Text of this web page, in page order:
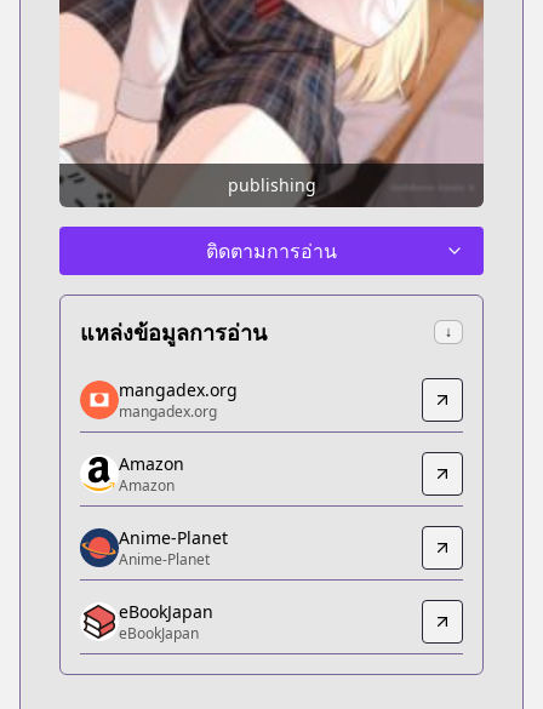
publishing
ติดตามการอ่าน
แหล่งข้อมูลการอ่าน ↓
mangadex.org
mangadex.org
https://mangadex.org/title/dd4b0070-b511-4f7f-
Amazon
Amazon
https://www.amazon.co.jp/dp/B0CKZ8PLYZ
Anime-Planet
Anime-Planet
https://www.anime-planet.com/manga/onna-
eBookJapan
eBookJapan
mangadex.org
mangadex.org
Amazon
Amazon
Anime-Planet
Anime-Planet
eBookJapan
eBookJapan